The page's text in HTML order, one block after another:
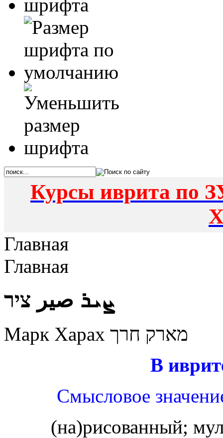
Курсы иврита по
Главная
Главная
ܨܝܪ صير ציר
Марк Харах מארק חרך
В
Смысловое
(на)рисованный;